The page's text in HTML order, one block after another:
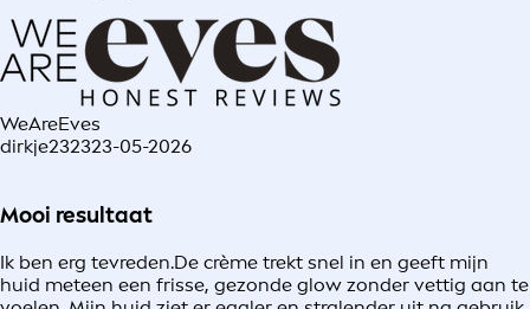
WeAreEves
dirkje232323-05-2026
Mooi resultaat
Ik ben erg tevreden.De crème trekt snel in en geeft mijn
huid meteen een frisse, gezonde glow zonder vettig aan te